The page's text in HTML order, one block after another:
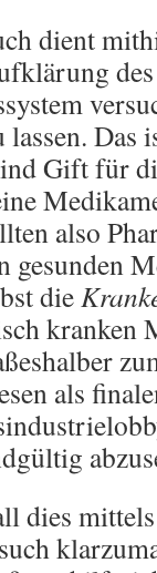
dient
lassen. Das
Gift für
also
gesunden
die
kranken
als
dies